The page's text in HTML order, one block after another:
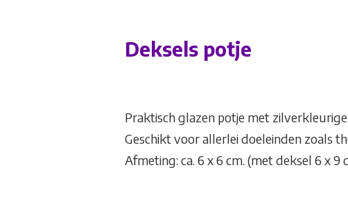
Deksels potje
Praktisch glazen potje met
Geschikt voor allerlei doeleinden zoals
Afmeting: ca. 6 x 6 cm. (met deksel 6 x 9